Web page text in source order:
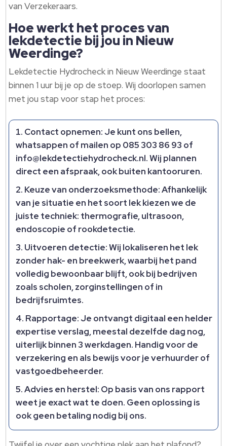
van Verzekeraars.
Hoe werkt het proces van
lekdetectie bij jou in Nieuw
Weerdinge?
Lekdetectie Hydrocheck in Nieuw Weerdinge staat
binnen 1 uur bij je op de stoep. Wij doorlopen samen
met jou stap voor stap het proces:
Contact opnemen: Je kunt ons bellen,
whatsappen of mailen op 085 303 86 93 of
info@lekdetectiehydrocheck.nl. Wij plannen
direct een afspraak, ook buiten kantooruren.
Keuze van onderzoeksmethode:Afhankelijk
van je situatie en het soort lek kiezen we de
juiste techniek: thermografie, ultrasoon,
endoscopie of rookdetectie.
Uitvoeren detectie:Wij lokaliseren het lek
zonder hak- en breekwerk, waarbij het pand
volledig bewoonbaar blijft, ook bij bedrijven
zoals scholen, zorginstellingen of in
bedrijfsruimtes.
Rapportage: Je ontvangt digitaal een helder
expertise verslag, meestal dezelfde dag nog,
uiterlijk binnen 3 werkdagen. Handig voor de
verzekering en als bewijs voor je verhuurder of
vastgoedbeheerder.
Advies en herstel: Op basis van ons rapport
weet je exact wat te doen. Geen oplossing is
ook geen betaling nodig bij ons.